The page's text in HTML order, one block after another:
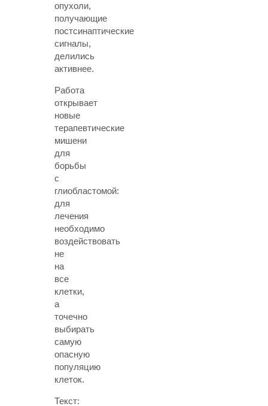
опухоли,
получающие
постсинаптические
сигналы,
делились
активнее.
Работа
открывает
новые
терапевтические
мишени
для
борьбы
с
глиобластомой:
для
лечения
необходимо
воздействовать
не
на
все
клетки,
а
точечно
выбирать
самую
опасную
популяцию
клеток.
Текст: